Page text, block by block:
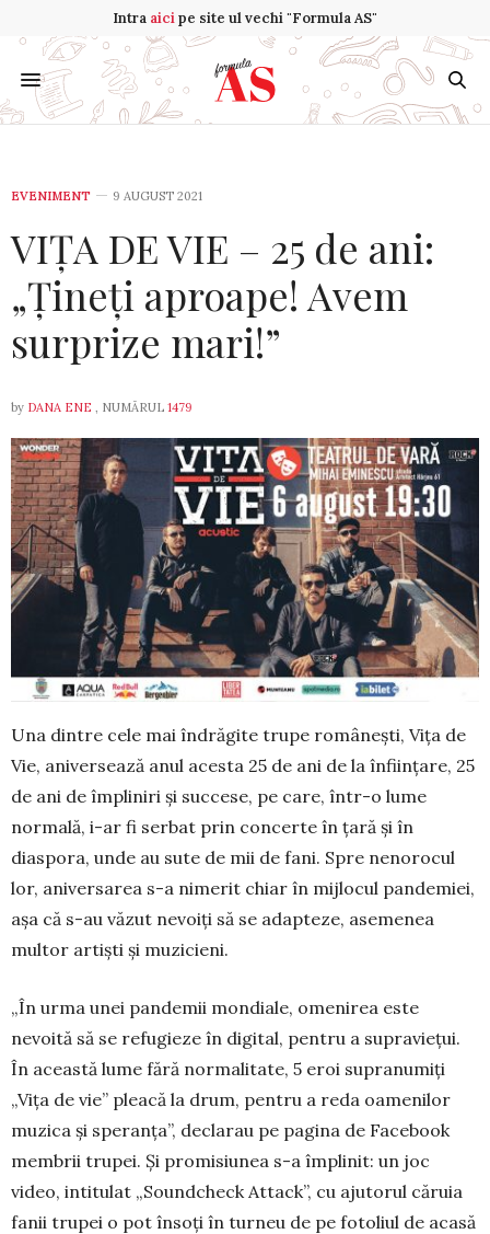
Intra aicipe site ul vechi "Formula AS"
EVENIMENT 9 AUGUST 2021
VIȚA DE VIE – 25 de ani:
„Țineți aproape! Avem
surprize mari!”
by DANA ENE , NUMĂRUL 1479
Una dintre cele mai îndrăgite trupe româ­nești, Viţa de
Vie, aniversează anul acesta 25 de ani de la înființare, 25
de ani de împliniri și succese, pe care, într-o lume
normală, i-ar fi serbat prin concerte în ţară şi în
diaspora, unde au sute de mii de fani. Spre neno­rocul
lor, aniversarea s-a nimerit chiar în mijlocul pande­miei,
aşa că s-au văzut nevoiţi să se adap­teze, asemenea
multor artiști și muzicieni.
„În urma unei pandemii mondiale, omenirea este
nevoită să se refugieze în digital, pentru a supravieţui.
În această lume fără normalitate, 5 eroi supranumiți
„Viţa de vie” pleacă la drum, pentru a reda oamenilor
muzica şi spe­ranţa”, declarau pe pagina de Face­book
mem­brii trupei. Și promisiunea s-a împlinit: un joc
video, intitulat „Sound­check Attack”, cu ajutorul căruia
fanii trupei o pot însoți în turneu de pe fotoliul de acasă